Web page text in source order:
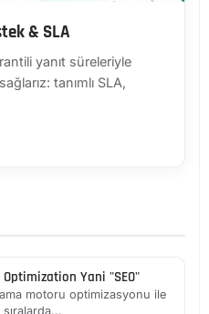
& SLA
yanıt süreleriyle
tanımlı SLA,
Optimization Yani "SEO"
motoru optimizasyonu ile